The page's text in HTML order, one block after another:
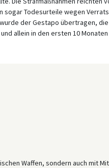
Todesurteile wegen
der Gestapo übertragen,
allein in den ersten 10 Monaten
Waffen, sondern auch mit